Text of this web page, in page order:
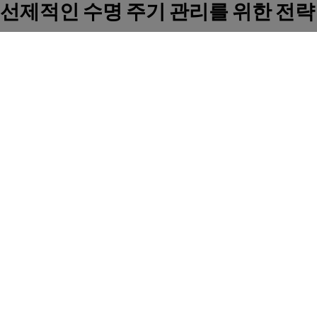
선제적인 수명 주기 관리를 위한 전략